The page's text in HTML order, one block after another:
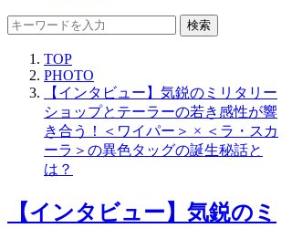
検索
TOP
PHOTO
【インタビュー】気鋭のミリタリー
ショップとテーラーの若き感性が響
き合う！＜ワイパー＞ × ＜ラ・スカ
ーラ＞の異色タッグの誕生秘話と
は？
【インタビュー】気鋭のミ